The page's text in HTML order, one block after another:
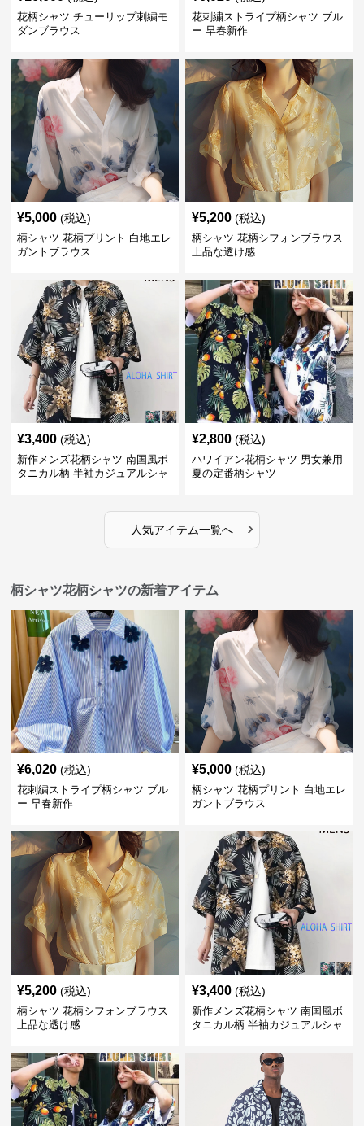
花柄シャツ チューリップ刺繍モ
ダンブラウス
花刺繍ストライプ柄シャツ ブル
ー 早春新作
¥5,000 (税込)
柄シャツ 花柄プリント 白地エレ
ガントブラウス
¥5,200 (税込)
柄シャツ 花柄シフォンブラウス
上品な透け感
¥3,400 (税込)
新作メンズ花柄シャツ 南国風ボ
タニカル柄 半袖カジュアルシャ
¥2,800 (税込)
ハワイアン花柄シャツ 男女兼用
夏の定番柄シャツ
人気アイテム一覧へ ›
柄シャツ花柄シャツの新着アイテム
¥6,020 (税込)
花刺繍ストライプ柄シャツ ブル
ー 早春新作
¥5,000 (税込)
柄シャツ 花柄プリント 白地エレ
ガントブラウス
¥5,200 (税込)
柄シャツ 花柄シフォンブラウス
上品な透け感
¥3,400 (税込)
新作メンズ花柄シャツ 南国風ボ
タニカル柄 半袖カジュアルシャ